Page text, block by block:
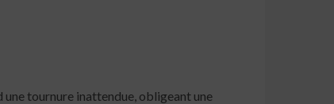
une tournure inattendue, obligeant une